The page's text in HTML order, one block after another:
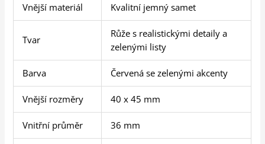
Vnější materiál Kvalitní jemný samet
Tvar
Růže s realistickými detaily a
zelenými listy
Barva Červená se zelenými akcenty
Vnější rozměry 40 x 45 mm
Vnitřní průměr 36 mm